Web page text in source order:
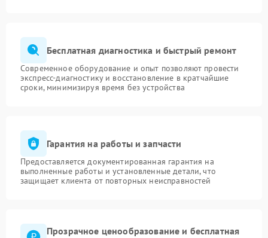
Бесплатная диагностика и быстрый ремонт
Современное оборудование и опыт позволяют провести
экспресс-диагностику и восстановление в кратчайшие
сроки, минимизируя время без устройства
Гарантия на работы и запчасти
Предоставляется документированная гарантия на
выполненные работы и установленные детали, что
защищает клиента от повторных неисправностей
Прозрачное ценообразование и бесплатная